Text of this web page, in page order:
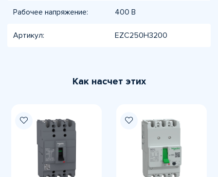
Рабочее напряжение: 400 В
Артикул: EZC250H3200
Как насчет этих